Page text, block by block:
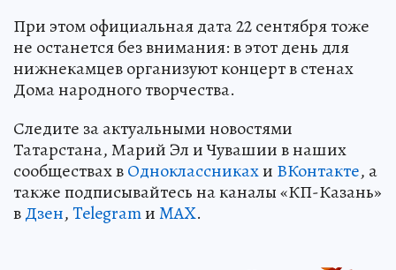
При этом официальная дата 22 сентября тоже
не останется без внимания: в этот день для
нижнекамцев организуют концерт в стенах
Дома народного творчества.
Следите за актуальными новостями
Татарстана, Марий Эл и Чувашии в наших
сообществах вОдноклассникахи ВКонтакте, а
также подписывайтесь на каналы «КП-Казань»
вДзен,TelegramиMAX.